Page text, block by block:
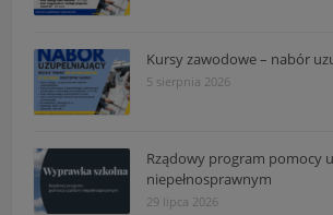
Kursy zawodowe – nabór
5 sierpnia 2026
Rządowy program pomocy
niepełnosprawnym
29 lipca 2026